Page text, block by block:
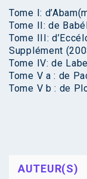
Tome I:
Tome II: de
Tome III:
Supplément
Tome IV: de
Tome V a : de
Tome V b : de
AUTEUR(S)